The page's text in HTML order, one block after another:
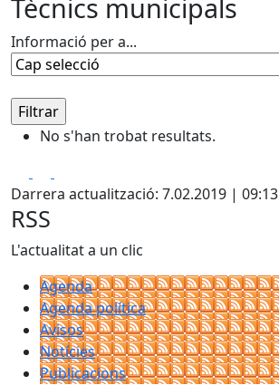
Tècnics municipals
Informació per a...
No s'han trobat resultats.
Darrera actualització: 7.02.2019 | 09:13
RSS
L'actualitat a un clic
Agenda
Agenda política
Avisos
Notícies
Publicacions